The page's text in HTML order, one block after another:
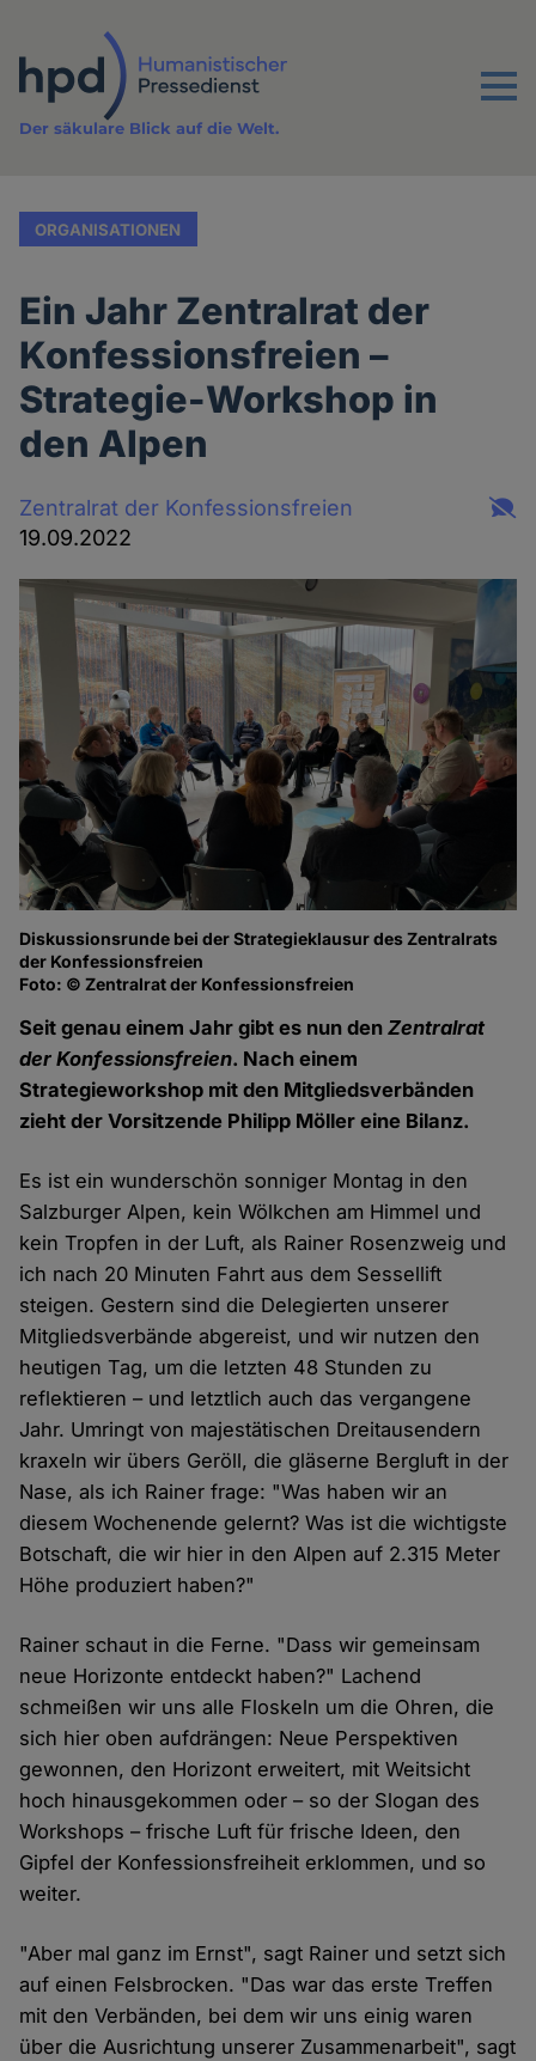
Inhalt
Menu
Der säkulare Blick auf die Welt.
ORGANISATIONEN
Ein Jahr Zentralrat der
Konfessionsfreien –
Strategie-Workshop in
den Alpen
Zentralrat der Konfessionsfreien
19.09.2022
Diskussionsrunde bei der Strategieklausur des Zentralrats
der Konfessionsfreien
Foto: © Zentralrat der Konfessionsfreien
Seit genau einem Jahr gibt es nun denZentralrat
der Konfessionsfreien. Nach einem
Strategieworkshop mit den Mitgliedsverbänden
zieht der Vorsitzende Philipp Möller eine Bilanz.
Es ist ein wunderschön sonniger Montag in den
Salzburger Alpen, kein Wölkchen am Himmel und
kein Tropfen in der Luft, als Rainer Rosenzweig und
ich nach 20 Minuten Fahrt aus dem Sessellift
steigen. Gestern sind die Delegierten unserer
Mitgliedsverbände abgereist, und wir nutzen den
heutigen Tag, um die letzten 48 Stunden zu
reflektieren – und letztlich auch das vergangene
Jahr. Umringt von majestätischen Dreitausendern
kraxeln wir übers Geröll, die gläserne Bergluft in der
Nase, als ich Rainer frage: "Was haben wir an
diesem Wochenende gelernt? Was ist die wichtigste
Botschaft, die wir hier in den Alpen auf 2.315 Meter
Höhe produziert haben?"
Rainer schaut in die Ferne. "Dass wir gemeinsam
neue Horizonte entdeckt haben?" Lachend
schmeißen wir uns alle Floskeln um die Ohren, die
sich hier oben aufdrängen: Neue Perspektiven
gewonnen, den Horizont erweitert, mit Weitsicht
hoch hinausgekommen oder – so der Slogan des
Workshops – frische Luft für frische Ideen, den
Gipfel der Konfessionsfreiheit erklommen, und so
weiter.
"Aber mal ganz im Ernst", sagt Rainer und setzt sich
auf einen Felsbrocken. "Das war das erste Treffen
mit den Verbänden, bei dem wir uns einig waren
über die Ausrichtung unserer Zusammenarbeit", sagt